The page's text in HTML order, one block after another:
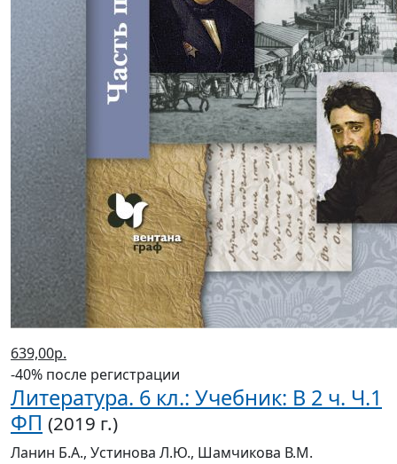
639,00р.
-40% после регистрации
Литература. 6 кл.: Учебник: В 2 ч. Ч.1
ФП (2019 г.)
Ланин Б.А., Устинова Л.Ю., Шамчикова В.М.